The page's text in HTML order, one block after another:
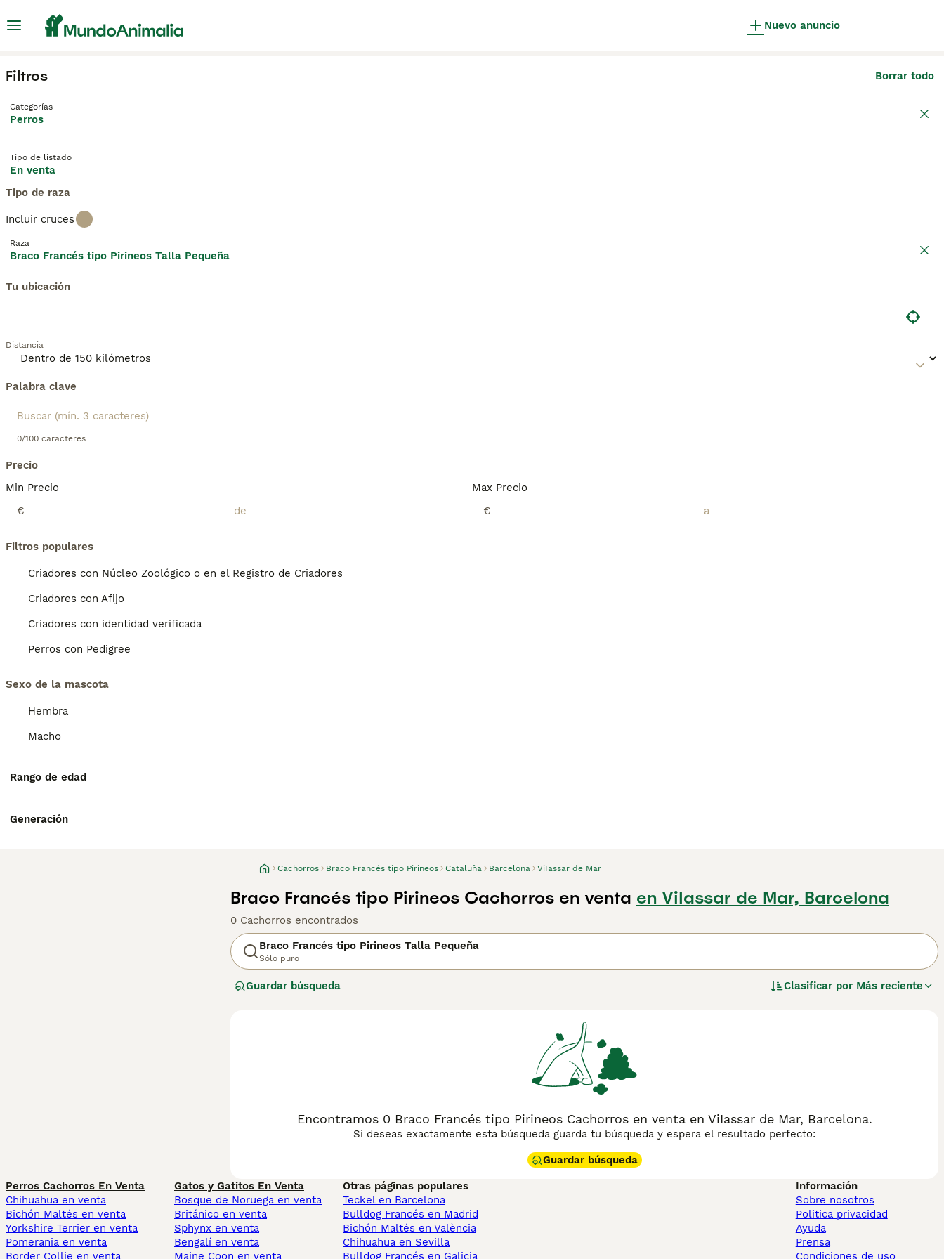
Nuevo anuncio
Filtros Borrar todo
Categorías
Perros
Tipo de listado
En venta
Tipo de raza
Incluir cruces
Raza
Braco Francés tipo Pirineos Talla Pequeña
Tu ubicación
Distancia
Palabra clave
0/100 caracteres
Precio
Min Precio
€
Max Precio
€
Filtros populares
Criadores con Núcleo Zoológico o en el Registro de Criadores
Criadores con Afijo
Criadores con identidad verificada
Perros con Pedigree
Sexo de la mascota
Hembra
Macho
Rango de edad
Generación
Cachorros Braco Francés tipo Pirineos Cataluña Barcelona ViIassar de Mar
Braco Francés tipo Pirineos Cachorros en venta en ViIassar de Mar, Barcelona
0 Cachorros encontrados
Braco Francés tipo Pirineos Talla Pequeña
Sólo puro
Guardar búsqueda Clasificar por Más reciente
Encontramos 0 Braco Francés tipo Pirineos Cachorros en venta en ViIassar de Mar, Barcelona.
Si deseas exactamente esta búsqueda guarda tu búsqueda y espera el resultado perfecto:
Guardar búsqueda
Perros Cachorros En Venta
Chihuahua en venta
Bichón Maltés en venta
Yorkshire Terrier en venta
Pomerania en venta
Border Collie en venta
Gatos y Gatitos En Venta
Bosque de Noruega en venta
Británico en venta
Sphynx en venta
Bengalí en venta
Maine Coon en venta
Otras páginas populares
Teckel en Barcelona
Bulldog Francés en Madrid
Bichón Maltés en València
Chihuahua en Sevilla
Bulldog Francés en Galicia
Información
Sobre nosotros
Politica privacidad
Ayuda
Prensa
Condiciones de uso